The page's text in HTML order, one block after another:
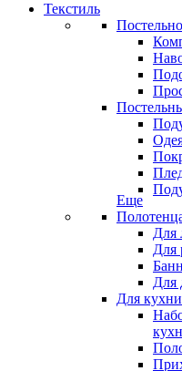
Текстиль
Еще
Для
Для
Для
Для кухни